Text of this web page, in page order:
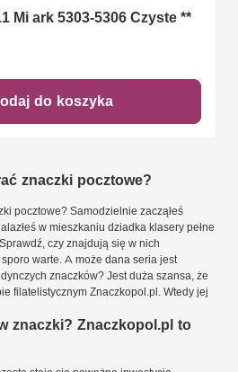
Mi ark 5303-5306 Czyste **
do koszyka
znaczki pocztowe?
pocztowe? Samodzielnie zacząłeś
w mieszkaniu dziadka klasery pełne
czy znajdują się w nich
warte. A może dana seria jest
znaczków? Jest duża szansa, że
filatelistycznym Znaczkopol.pl. Wtedy jej
znaczki? Znaczkopol.pl to